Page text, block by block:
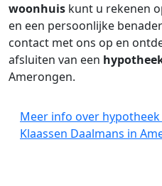
woonhuis kunt u rekenen
en een persoonlijke
contact met ons op en
afsluiten van een
Amerongen.
Meer info over
Klaassen Daalmans in